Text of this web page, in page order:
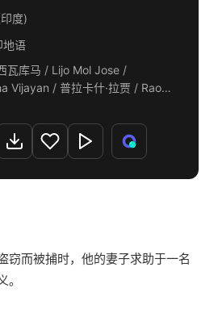
度)
地语
/ Lijo Mol Jose /
窃而被捕时，他的妻子求助于一名